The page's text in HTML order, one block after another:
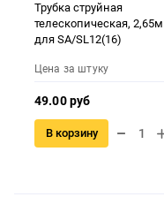
Трубка струйная
телескопическая, 2,65м
для SA/SL12(16)
Цена за штуку
49.00 руб
В корзину